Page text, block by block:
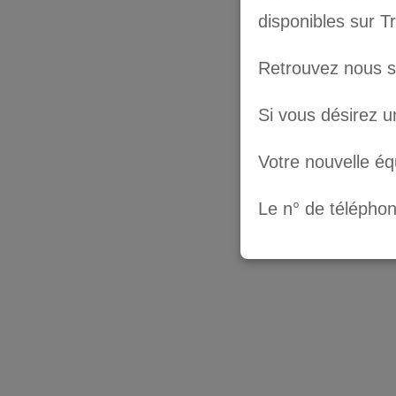
disponibles sur
Retrouvez nous
Si vous désirez
Votre nouvelle
Le n° de